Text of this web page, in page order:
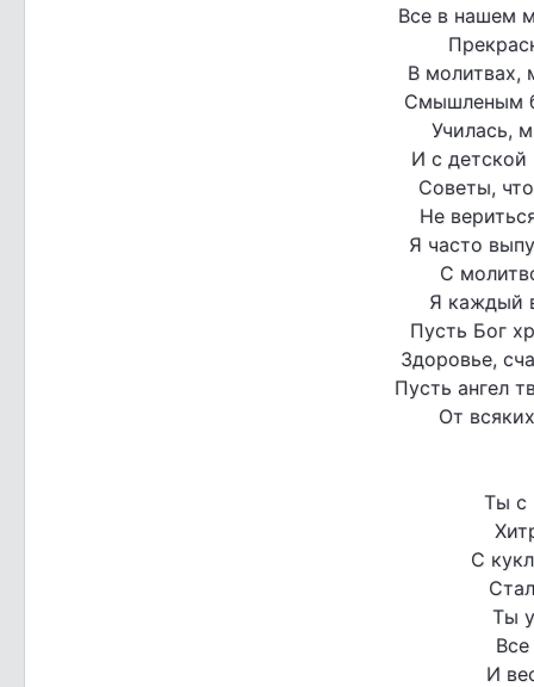
Все в нашем
В молитвах,
Смышленым
Училась,
И с детской
Советы,
Не
Я часто
С
Я каждый
Пусть Бог
Здоровье,
Пусть ангел
От
Ты с
С
Ты
И